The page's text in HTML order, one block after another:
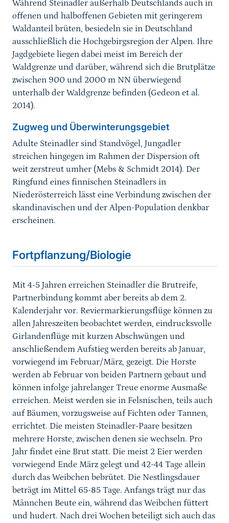
Während Steinadler außerhalb Deutschlands auch in
offenen und halboffenen Gebieten mit geringerem
Waldanteil brüten, besiedeln sie in Deutschland
ausschließlich die Hochgebirgsregion der Alpen. Ihre
Jagdgebiete liegen dabei meist im Bereich der
Waldgrenze und darüber, während sich die Brutplätze
zwischen 900 und 2000 m NN überwiegend
unterhalb der Waldgrenze befinden (Gedeon et al.
2014).
Zugweg und Überwinterungsgebiet
Adulte Steinadler sind Standvögel, Jungadler
streichen hingegen im Rahmen der Dispersion oft
weit zerstreut umher (Mebs & Schmidt 2014). Der
Ringfund eines finnischen Steinadlers in
Niederösterreich lässt eine Verbindung zwischen der
skandinavischen und der Alpen-Population denkbar
erscheinen.
Sprungmarke
Fortpflanzung/Biologie
Mit 4-5 Jahren erreichen Steinadler die Brutreife,
Partnerbindung kommt aber bereits ab dem 2.
Kalenderjahr vor. Reviermarkierungsflüge können zu
allen Jahreszeiten beobachtet werden, eindrucksvolle
Girlandenflüge mit kurzen Abschwüngen und
anschließendem Aufstieg werden bereits ab Januar,
vorwiegend im Februar/März, gezeigt. Die Horste
werden ab Februar von beiden Partnern gebaut und
können infolge jahrelanger Treue enorme Ausmaße
erreichen. Meist werden sie in Felsnischen, teils auch
auf Bäumen, vorzugsweise auf Fichten oder Tannen,
errichtet. Die meisten Steinadler-Paare besitzen
mehrere Horste, zwischen denen sie wechseln. Pro
Jahr findet eine Brut statt. Die meist 2 Eier werden
vorwiegend Ende März gelegt und 42-44 Tage allein
durch das Weibchen bebrütet. Die Nestlingsdauer
beträgt im Mittel 65-85 Tage. Anfangs trägt nur das
Männchen Beute ein, während das Weibchen füttert
und hudert. Nach drei Wochen beteiligt sich auch das